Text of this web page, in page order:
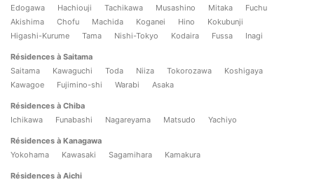
Edogawa
Hachiouji Tachikawa Musashino Mitaka
Fuchu
Akishima
Chofu Machida Koganei Hino
Kokubunji
Higashi-Kurume
Tama Nishi-Tokyo Kodaira Fussa Inagi
Résidences à Saitama
Saitama
Kawaguchi Toda Niiza Tokorozawa
Koshigaya
Kawagoe
Fujimino-shi Warabi Asaka
Résidences à Chiba
Ichikawa
Funabashi Nagareyama Matsudo Yachiyo
Résidences à Kanagawa
Yokohama
Kawasaki Sagamihara Kamakura
Résidences à Aichi